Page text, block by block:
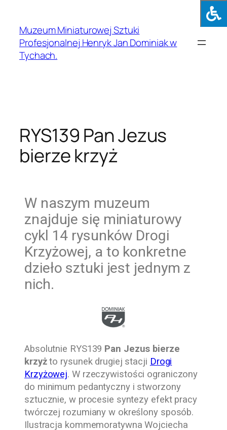
Muzeum Miniaturowej Sztuki
Profesjonalnej Henryk Jan Dominiak w
Tychach.
RYS139 Pan Jezus
bierze krzyż
W naszym muzeum
znajduje się miniaturowy
cykl 14 rysunków Drogi
Krzyżowej, a to konkretne
dzieło sztuki jest jednym z
nich.
Absolutnie RYS139 Pan Jezus bierze
krzyżto rysunek drugiej stacji Drogi
Krzyżowej. W rzeczywistości ograniczony
do minimum pedantyczny i stworzony
sztucznie, w procesie syntezy efekt pracy
twórczej rozumiany w określony sposób.
Ilustracja kommemoratywnaWojciecha